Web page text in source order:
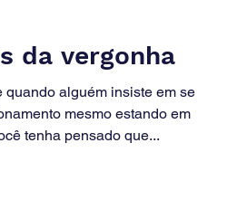
da vergonha
quando alguém insiste em se
mesmo estando em
tenha pensado que...